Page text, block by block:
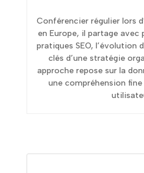
Conférencier régulier lors
en Europe, il partage avec
pratiques SEO, l’évolution
clés d’une stratégie
approche repose sur la
une compréhension